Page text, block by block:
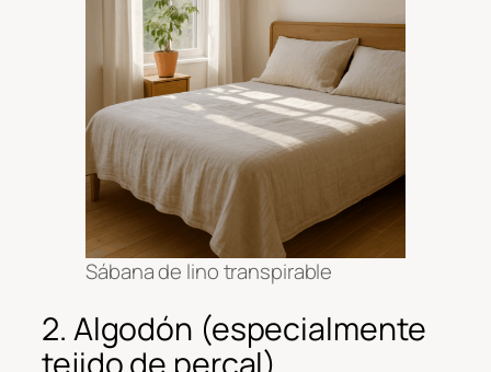
Sábana de lino transpirable
2. Algodón (especialmente